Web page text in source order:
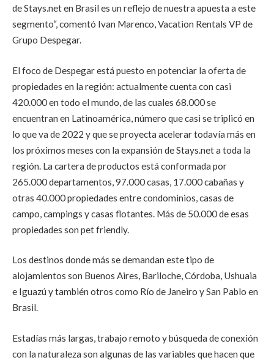
de Stays.net en Brasil es un reflejo de nuestra apuesta a este
segmento“, comentó Ivan Marenco, Vacation Rentals VP de
Grupo Despegar.
El foco de Despegar está puesto en potenciar la oferta de
propiedades en la región: actualmente cuenta con casi
420.000 en todo el mundo, de las cuales 68.000 se
encuentran en Latinoamérica, número que casi se triplicó en
lo que va de 2022 y que se proyecta acelerar todavía más en
los próximos meses con la expansión de Stays.net a toda la
región. La cartera de productos está conformada por
265.000 departamentos, 97.000 casas, 17.000 cabañas y
otras 40.000 propiedades entre condominios, casas de
campo, campings y casas flotantes. Más de 50.000 de esas
propiedades son pet friendly.
Los destinos donde más se demandan este tipo de
alojamientos son Buenos Aires, Bariloche, Córdoba, Ushuaia
e Iguazú y también otros como Río de Janeiro y San Pablo en
Brasil.
Estadías más largas, trabajo remoto y búsqueda de conexión
con la naturaleza son algunas de las variables que hacen que